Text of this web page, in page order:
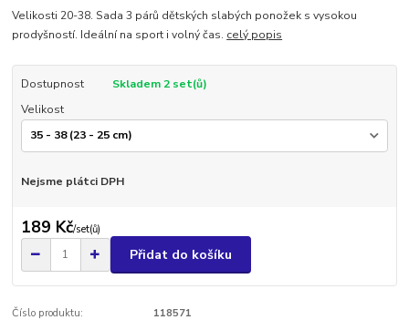
Velikosti 20-38. Sada 3 párů dětských slabých ponožek s vysokou
prodyšností. Ideální na sport i volný čas. celý popis
Dostupnost
Skladem 2 set(ů)
Velikost
Nejsme plátci DPH
189 Kč/set(ů)
Přidat do košíku
Číslo produktu:
118571